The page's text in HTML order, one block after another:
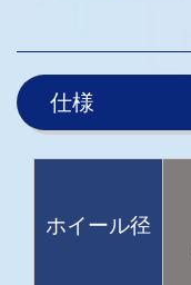
仕様
ホイール径